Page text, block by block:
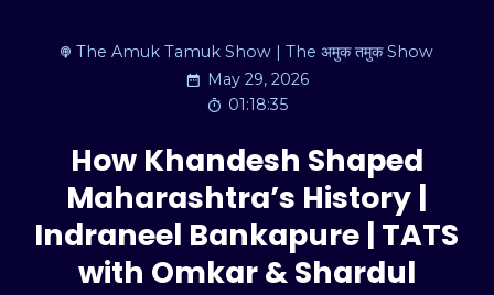
The Amuk Tamuk Show | The अमुक तमुक Show
May 29, 2026
01:18:35
How Khandesh Shaped
Maharashtra’s History |
Indraneel Bankapure | TATS
with Omkar & Shardul